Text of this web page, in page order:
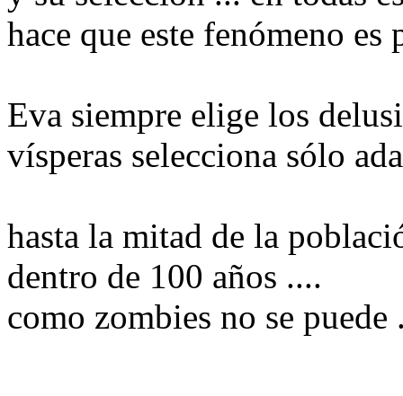
hace que este fenómeno es
Eva siempre elige los
vísperas selecciona sólo
hasta la mitad de la
dentro de 100 años ....
como zombies no se puede